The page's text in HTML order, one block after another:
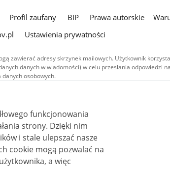
Profil zaufany BIP Prawa autorskie
Ustawienia prywatności
zawierać adresy skrzynek mailowych. Użytkownik
danych w wiadomości) w celu przesłania odpowiedzi
osobowych.
serwisie (z wyłączeniem treści audiowizualnych), są
Commons: uznanie autorstwa - na tych samych
Materiały audiowizualne, w tym zdjęcia, materiały audio i
Creative Commons: uznanie autorstwa użycie
BY-NC-ND 4.0), o ile nie jest to stwierdzone inaczej.
funkcjonowania
Dzięki nim
i stale ulepszać nasze
a więc